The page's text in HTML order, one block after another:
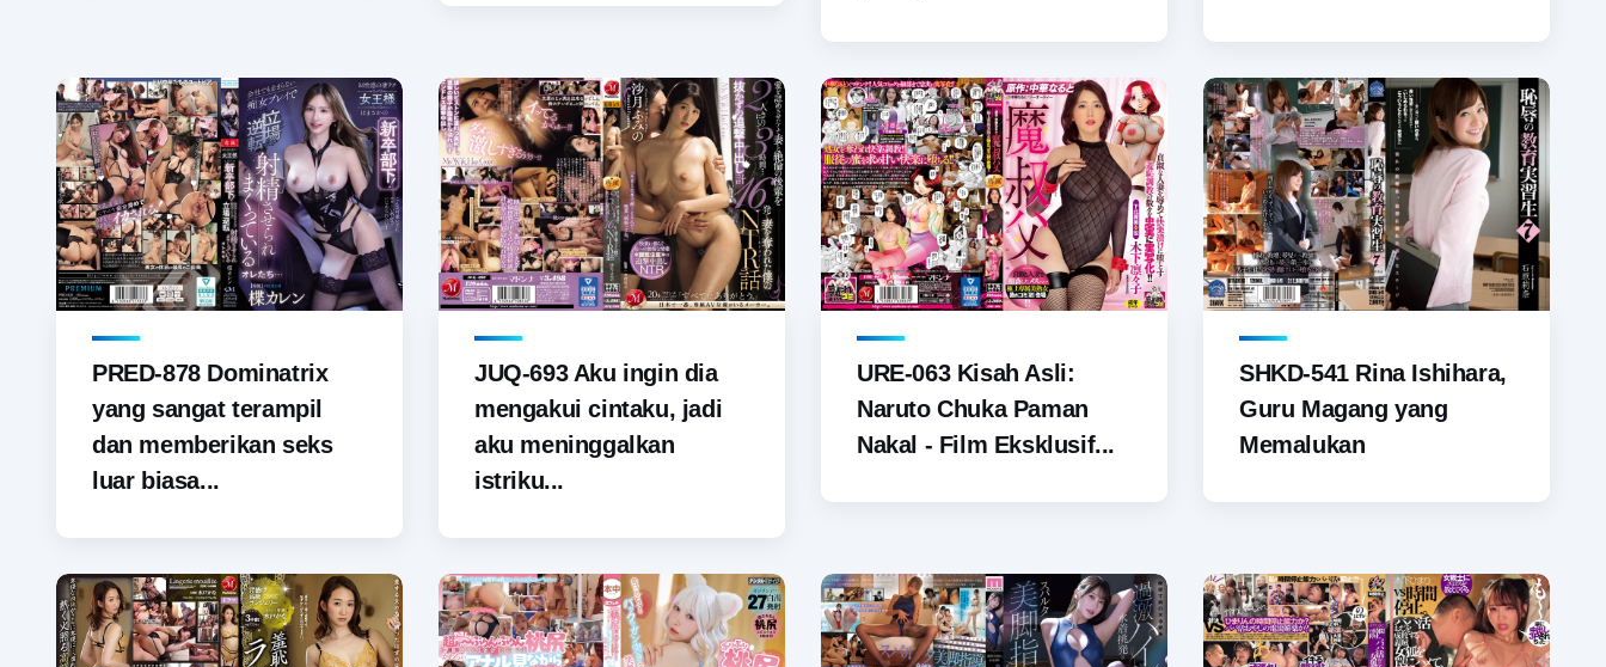
PRED-878 Dominatrix
yang sangat terampil
dan memberikan seks
luar biasa...
JUQ-693 Aku ingin dia
mengakui cintaku, jadi
aku meninggalkan
istriku...
URE-063 Kisah Asli:
Naruto Chuka Paman
Nakal - Film Eksklusif...
SHKD-541 Rina Ishihara,
Guru Magang yang
Memalukan